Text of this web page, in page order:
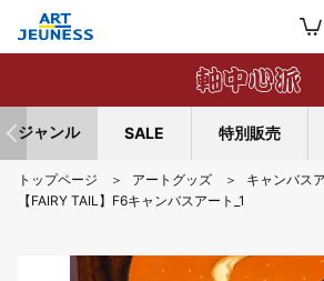
ジャンル SALE 特別販売
トップページ アートグッズ
キャンバス
【FAIRY TAIL】F6キャンバスアート_1